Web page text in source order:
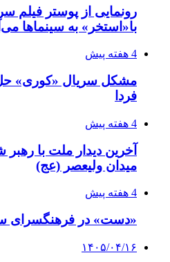
رونمایی از پوستر
با«استخر» به سینماها
4 هفته پیش
مشکل سریال «کوری»
فردا
4 هفته پیش
آخرین دیدار ملت با رهبر
میدان ولیعصر (عج)
4 هفته پیش
«دست» در فرهنگسرای
۱۴۰۵/۰۴/۱۶